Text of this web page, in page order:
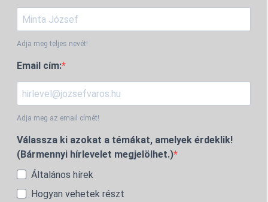
Adja meg teljes nevét!
Email cím:
Adja meg az email címét!
Válassza ki azokat a témákat, amelyek érdeklik!
(Bármennyi hírlevelet megjelölhet.)
Általános hírek
Hogyan vehetek részt